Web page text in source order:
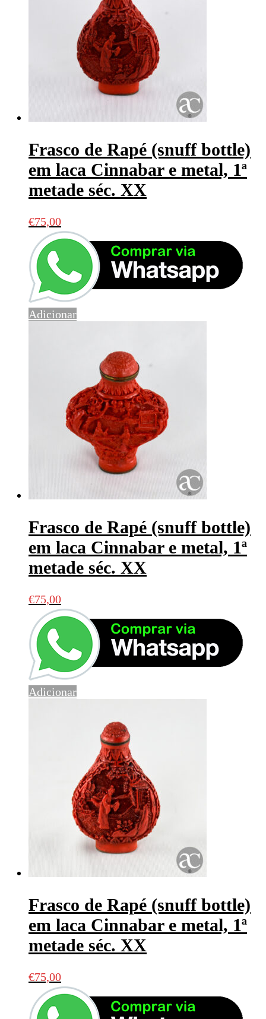
Frasco de Rapé (snuff bottle)
em laca Cinnabar e metal, 1ª
metade séc. XX
€75,00
Adicionar
Frasco de Rapé (snuff bottle)
em laca Cinnabar e metal, 1ª
metade séc. XX
€75,00
Adicionar
Frasco de Rapé (snuff bottle)
em laca Cinnabar e metal, 1ª
metade séc. XX
€75,00